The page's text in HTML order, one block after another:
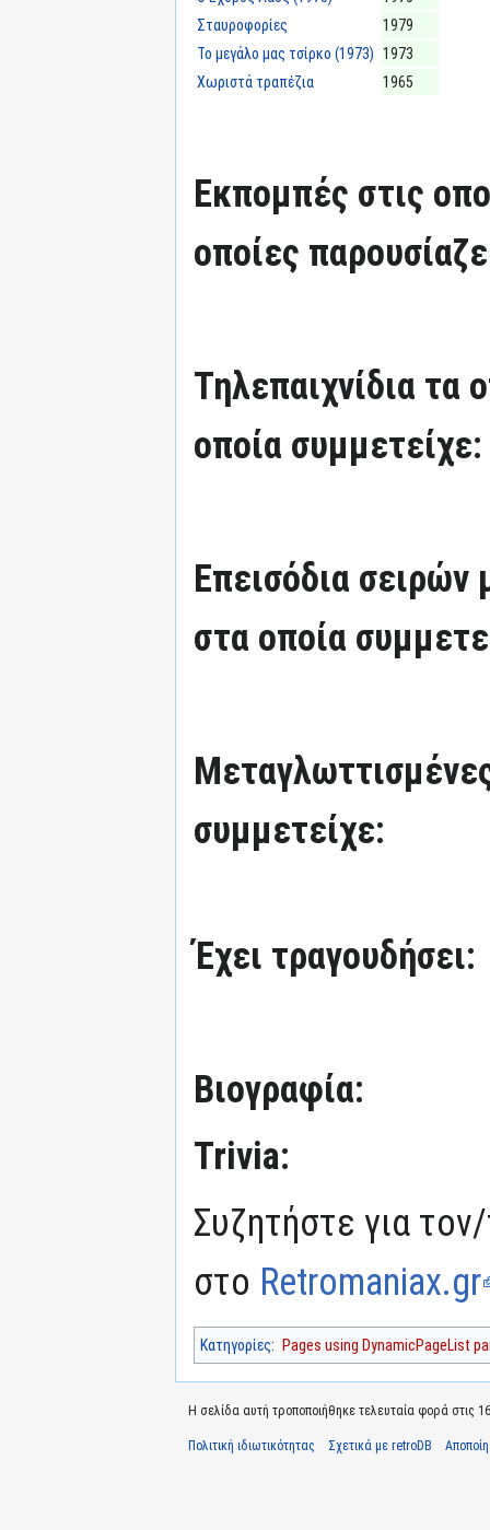
Σταυροφορίες
1979
Το μεγάλο μας τσίρκο (1973) 1973
Χωριστά τραπέζια
1965
Εκπομπές στις
οποίες
Τηλεπαιχνίδια τα
οποία συμμετείχε:
Επεισόδια
στα οποία
συμμετείχε:
Έχει τραγουδήσει:
Βιογραφία:
Trivia:
Συζητήστε για
στο Retromaniax.gr
Κατηγορίες: Pages using DynamicPageList
Η σελίδα αυτή τροποποιήθηκε τελευταία φορά στις
Πολιτική ιδιωτικότητας Σχετικά με retroDB